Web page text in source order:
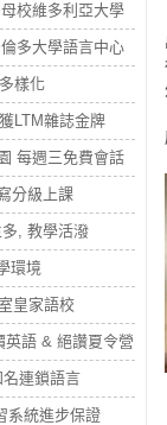
校維多利亞大學
多大學語言中心
樣化
LTM雜誌金牌
每週三免費會話
分級上課
, 教學活潑
環境
皇家語校
英語 & 絕讚夏令營
連鎖語言
系統進步保證